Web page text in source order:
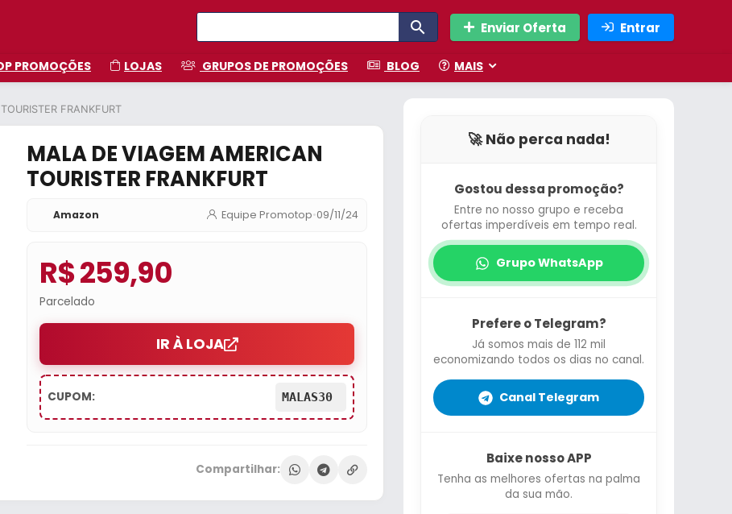
Enviar Oferta Entrar
PROMOÇÕES LOJAS GRUPOS DE PROMOÇÕES BLOG MAIS
FRANKFURT
MALA DE VIAGEM AMERICAN
TOURISTER FRANKFURT
Amazon Equipe Promotop•09/11/24
R$ 259,90
Parcelado
IR À LOJA
CUPOM: MALAS30
Compartilhar:
🚀 Não perca nada!
Gostou dessa promoção?
Entre no nosso grupo e receba
ofertas imperdíveis em tempo real.
Grupo WhatsApp
Prefere o Telegram?
Já somos mais de 112 mil
economizando todos os dias no canal.
Canal Telegram
Baixe nosso APP
Tenha as melhores ofertas na palma
da sua mão.